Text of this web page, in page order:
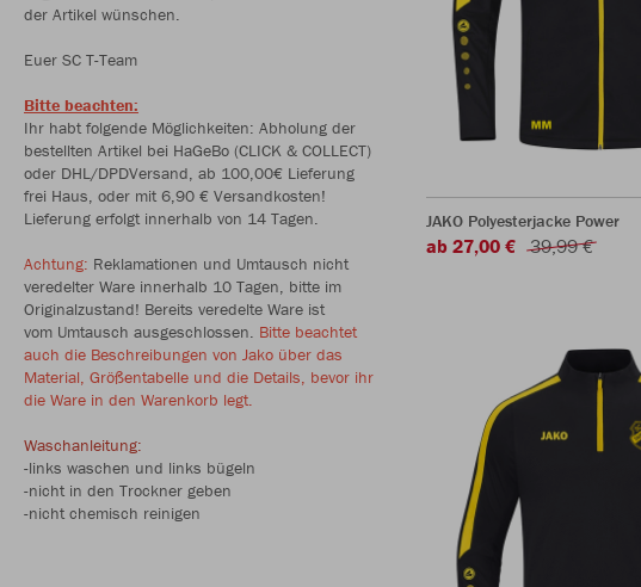
der Artikel wünschen.
Euer SC T-Team
Bitte beachten:
Ihr habt folgende Möglichkeiten: Abholung der
bestellten Artikel bei HaGeBo (CLICK & COLLECT)
oder DHL/DPDVersand, ab 100,00€ Lieferung
frei Haus, oder mit 6,90 € Versandkosten!
Lieferung erfolgt innerhalb von 14 Tagen.
Achtung: Reklamationen und Umtausch nicht
veredelter Ware innerhalb 10 Tagen, bitte im
Originalzustand! Bereits veredelte Ware ist
vom Umtausch ausgeschlossen. Bitte beachtet
auch die Beschreibungen von Jako über das
Material, Größentabelle und die Details, bevor ihr
die Ware in den Warenkorb legt.
Waschanleitung:
-links waschen und links bügeln
-nicht in den Trockner geben
-nicht chemisch reinigen
JAKO Polyesterjacke Power
ab 27,00 € 39,99 €